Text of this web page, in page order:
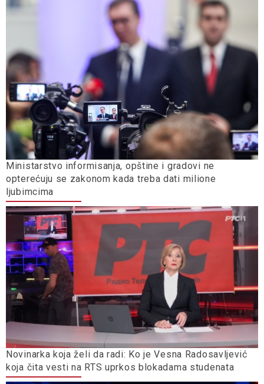
Ministarstvo informisanja, opštine i gradovi ne
opterećuju se zakonom kada treba dati milione
ljubimcima
Novinarka koja želi da radi: Ko je Vesna Radosavljević
koja čita vesti na RTS uprkos blokadama studenata